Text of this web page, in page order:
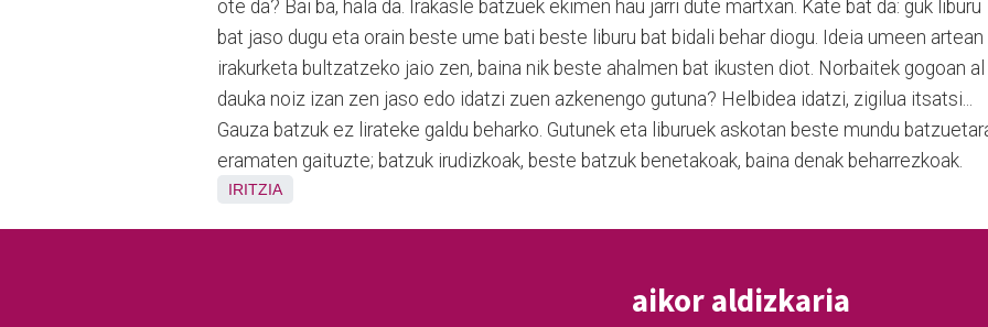
ote da? Bai ba, hala da. Irakasle batzuek ekimen hau jarri dute martxan. Kate bat da: guk liburu
bat jaso dugu eta orain beste ume bati beste liburu bat bidali behar diogu. Ideia umeen artean
irakurketa bultzatzeko jaio zen, baina nik beste ahalmen bat ikusten diot. Norbaitek gogoan al
dauka noiz izan zen jaso edo idatzi zuen azkenengo gutuna? Helbidea idatzi, zigilua itsatsi...
Gauza batzuk ez lirateke galdu beharko. Gutunek eta liburuek askotan beste mundu
eramaten gaituzte; batzuk irudizkoak, beste batzuk benetakoak, baina denak beharrezkoak.
IRITZIA
aikor aldizkaria